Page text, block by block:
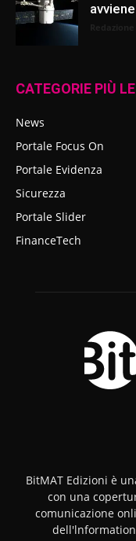
CATEGORIE PIÙ
News
Portale Focus On
Portale Evidenza
Sicurezza
Portale Slider
FinanceTech
BitMAT Edizioni è
con una
comunicazione